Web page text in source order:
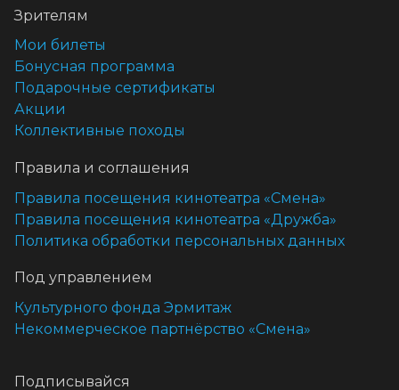
Зрителям
Мои билеты
Бонусная программа
Подарочные сертификаты
Акции
Коллективные походы
Правила и соглашения
Правила посещения кинотеатра «Смена»
Правила посещения кинотеатра «Дружба»
Политика обработки персональных данных
Под управлением
Культурного фонда Эрмитаж
Некоммерческое партнёрство «Смена»
Подписывайся